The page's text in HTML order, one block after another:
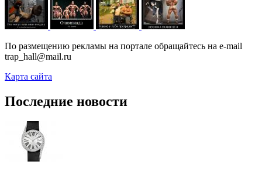
По размещению рекламы на портале обращайтесь на e-mail
trap_hall@mail.ru
Карта сайта
Последние новости